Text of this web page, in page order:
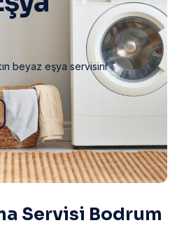
beyaz eşya servisini
Servisi Bodrum